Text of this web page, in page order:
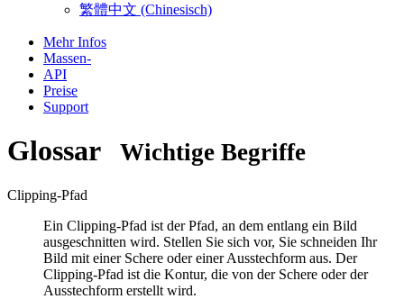
繁體中文 (Chinesisch)
Mehr Infos
Massen-
API
Preise
Support
Glossar Wichtige Begriffe
Clipping-Pfad
Ein Clipping-Pfad ist der Pfad, an dem entlang ein Bild
ausgeschnitten wird. Stellen Sie sich vor, Sie schneiden Ihr
Bild mit einer Schere oder einer Ausstechform aus. Der
Clipping-Pfad ist die Kontur, die von der Schere oder der
Ausstechform erstellt wird.